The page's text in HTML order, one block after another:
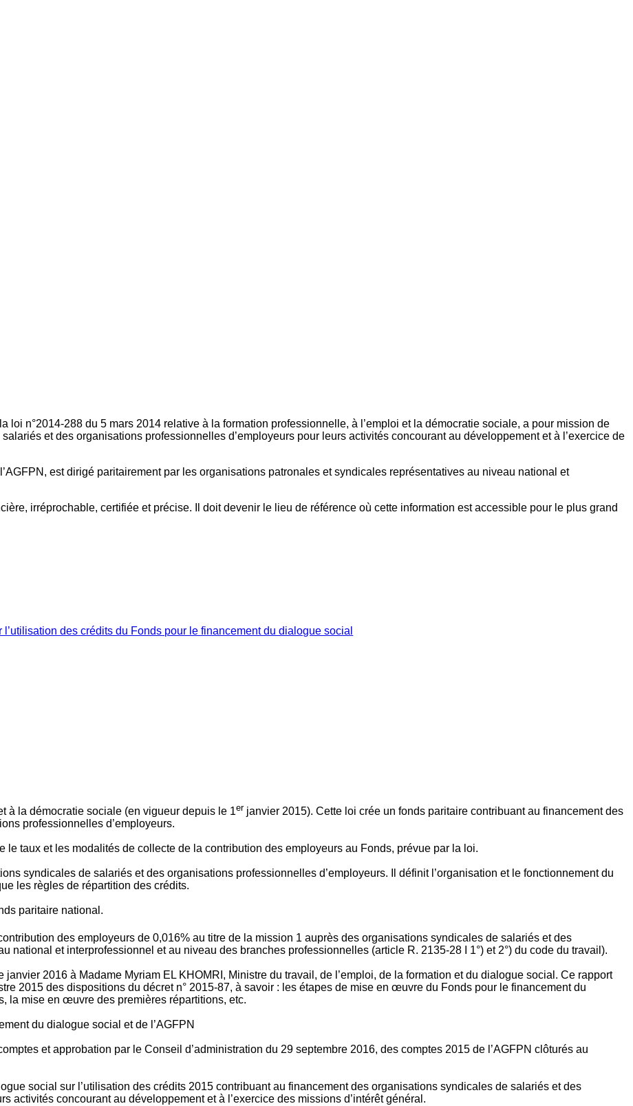
loi n°2014-288 du 5 mars 2014 relative à la formation professionnelle, à l’emploi et la démocratie sociale, a pour mission de
et des organisations professionnelles d’employeurs pour leurs activités concourant au développement et à l’exercice de
est dirigé paritairement par les organisations patronales et syndicales représentatives au niveau national et
irréprochable, certifiée et précise. Il doit devenir le lieu de référence où cette information est accessible pour le plus grand
des crédits du Fonds pour le financement du dialogue social
à la démocratie sociale (en vigueur depuis le 1er janvier 2015). Cette loi crée un fonds paritaire contribuant au financement des
professionnelles d’employeurs.
le taux et les modalités de collecte de la contribution des employeurs au Fonds, prévue par la loi.
syndicales de salariés et des organisations professionnelles d’employeurs. Il définit l’organisation et le fonctionnement du
les règles de répartition des crédits.
paritaire national.
des employeurs de 0,016% au titre de la mission 1 auprès des organisations syndicales de salariés et des
national et interprofessionnel et au niveau des branches professionnelles (article R. 2135‐28 I 1°) et 2°) du code du travail).
2016 à Madame Myriam EL KHOMRI, Ministre du travail, de l’emploi, de la formation et du dialogue social. Ce rapport
2015 des dispositions du décret n° 2015-87, à savoir : les étapes de mise en œuvre du Fonds pour le financement du
la mise en œuvre des premières répartitions, etc.
du dialogue social et de l’AGFPN
et approbation par le Conseil d’administration du 29 septembre 2016, des comptes 2015 de l’AGFPN clôturés au
social sur l’utilisation des crédits 2015 contribuant au financement des organisations syndicales de salariés et des
activités concourant au développement et à l’exercice des missions d’intérêt général.